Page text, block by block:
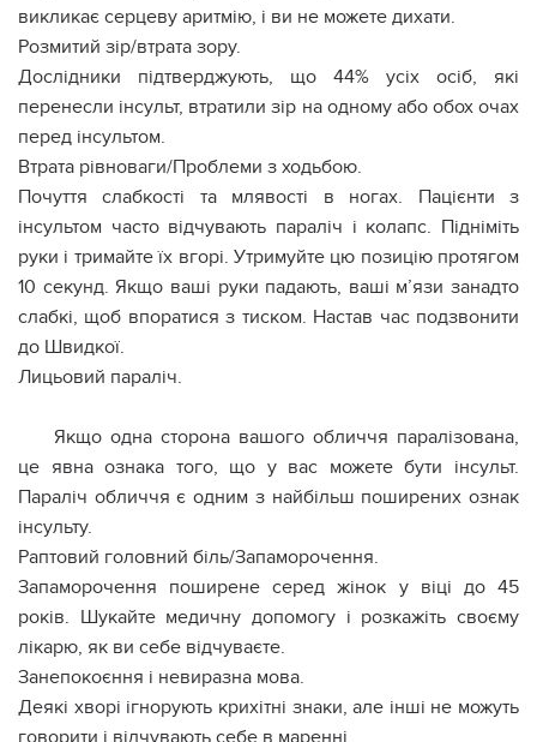
викликає серцеву аритмію, і ви не можете дихати.
Розмитий зір/втрата зору.
Дослідники підтверджують, що 44% усіх осіб, які
перенесли інсульт, втратили зір на одному або обох очах
перед інсультом.
Втрата рівноваги/Проблеми з ходьбою.
Почуття слабкості та млявості в ногах. Пацієнти з
інсультом часто відчувають параліч і колапс. Підніміть
руки і тримайте їх вгорі. Утримуйте цю позицію протягом
10 секунд. Якщо ваші руки падають, ваші м’язи занадто
слабкі, щоб впоратися з тиском. Настав час подзвонити
до Швидкої.
Лицьовий параліч.
Якщо одна сторона вашого обличчя паралізована,
це явна ознака того, що у вас можете бути інсульт.
Параліч обличчя є одним з найбільш поширених ознак
інсульту.
Раптовий головний біль/Запаморочення.
Запаморочення поширене серед жінок у віці до 45
років. Шукайте медичну допомогу і розкажіть своєму
лікарю, як ви себе відчуваєте.
Занепокоєння і невиразна мова.
Деякі хворі ігнорують крихітні знаки, але інші не можуть
говорити і відчувають себе в маренні.